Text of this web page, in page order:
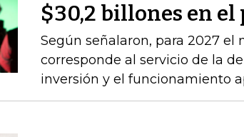
$30,2 billones en el
Según señalaron, para 2027
corresponde al servicio de la
inversión y el funcionamiento